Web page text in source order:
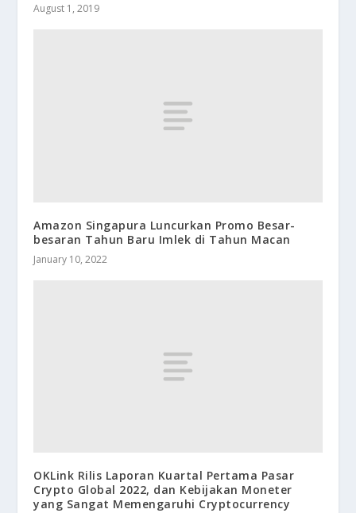
August 1, 2019
Amazon Singapura Luncurkan Promo Besar-
besaran Tahun Baru Imlek di Tahun Macan
January 10, 2022
OKLink Rilis Laporan Kuartal Pertama Pasar
Crypto Global 2022, dan Kebijakan Moneter
yang Sangat Memengaruhi Cryptocurrency